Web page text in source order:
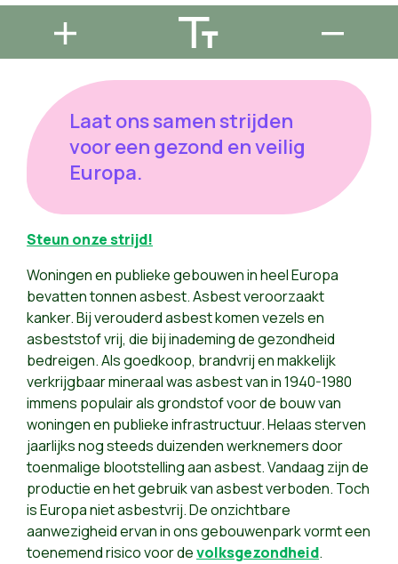
Laat ons samen strijden
voor een gezond en veilig
Europa.
Steun onze strijd!
Woningen en publieke gebouwen in heel Europa
bevatten tonnen asbest. Asbest veroorzaakt
kanker. Bij verouderd asbest komen vezels en
asbeststof vrij, die bij inademing de gezondheid
bedreigen. Als goedkoop, brandvrij en makkelijk
verkrijgbaar mineraal was asbest van in 1940-1980
immens populair als grondstof voor de bouw van
woningen en publieke infrastructuur. Helaas sterven
jaarlijks nog steeds duizenden werknemers door
toenmalige blootstelling aan asbest. Vandaag zijn de
productie en het gebruik van asbest verboden. Toch
is Europa niet asbestvrij. De onzichtbare
aanwezigheid ervan in ons gebouwenpark vormt een
toenemend risico voor devolksgezondheid.